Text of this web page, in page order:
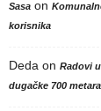
Sasa on
korisnika
Deda on Radovi
dugačke 700 metara